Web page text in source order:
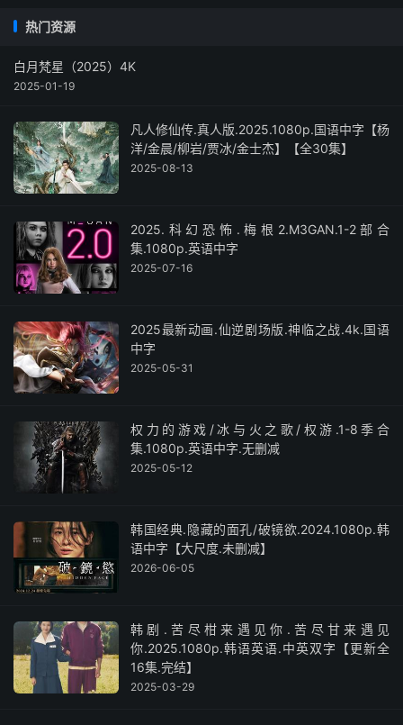
热门资源
白月梵星（2025）4K
2025-01-19
凡人修仙传.真人版.2025.1080p.国语中字【杨
洋/金晨/柳岩/贾冰/金士杰】【全30集】
2025-08-13
2025.科幻恐怖.梅根2.M3GAN.1-2部合
集.1080p.英语中字
2025-07-16
2025最新动画.仙逆剧场版.神临之战.4k.国语
中字
2025-05-31
权力的游戏/冰与火之歌/权游.1-8季合
集.1080p.英语中字.无删减
2025-05-12
韩国经典.隐藏的面孔/破镜欲.2024.1080p.韩
语中字【大尺度.未删减】
2026-06-05
韩剧.苦尽柑来遇见你.苦尽甘来遇见
你.2025.1080p.韩语英语.中英双字【更新全
16集.完结】
2025-03-29